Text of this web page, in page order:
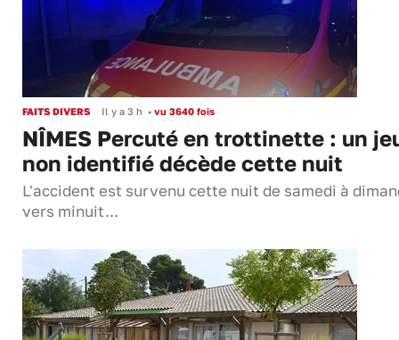
FAITS DIVERS Il y a 3 h • vu 3640 fois
NÎMES Percuté en trottinette : un
non identifié décède cette nuit
L'accident est survenu cette nuit de samedi à
vers minuit...